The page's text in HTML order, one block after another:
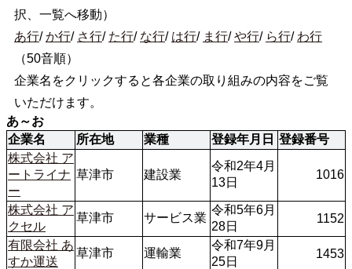
択、一覧へ移動）
あ行/か行/ さ行/ た行/ な行/ は行/ ま行/や行/ ら行/ わ行
（50音順）
企業名をクリックすると各企業の取り組みの内容をご覧
いただけます。
あ～お
企業名
所在地 業種 登録年月日 登録番号
株式会社 ア
ートライナ
ー
草津市 建設業
令和2年4月
13日
1016
株式会社 ア
クセル
草津市 サービス業
令和5年6月
28日
1152
有限会社 あ
すか運送
草津市 運輸業
令和7年9月
25日
1453